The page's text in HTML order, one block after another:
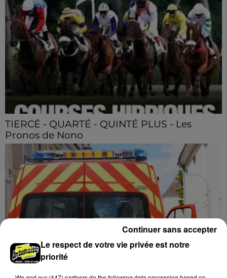
TIERCÉ - QUARTÉ - QUINTÉ PLUS - Les
Pronos de Nono
TIERCÉ - QUARTÉ - QUINTÉ PLUS - Les Pronos de
Nono
Le respect de votre vie privée est notre
priorité
Continuer sans accepter